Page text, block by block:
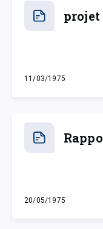
projet
11/03/1975
mardi 11 mars 1975
20/05/1975
mardi 20 mai 1975